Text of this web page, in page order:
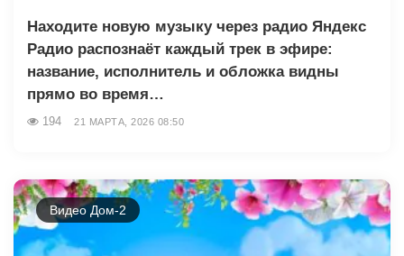
Находите новую музыку через радио Яндекс
Радио распознаёт каждый трек в эфире:
название, исполнитель и обложка видны
прямо во время…
194 21 МАРТА, 2026 08:50
Видео Дом-2